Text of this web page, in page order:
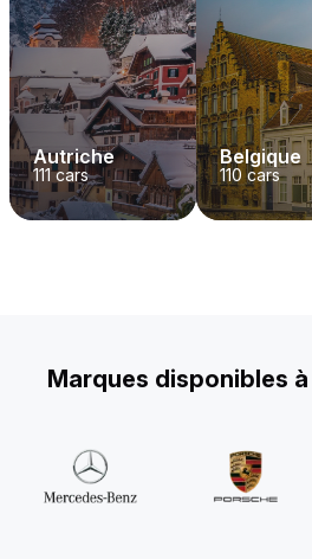
Autriche
111cars
Belgique
110 cars
Marques disponibles